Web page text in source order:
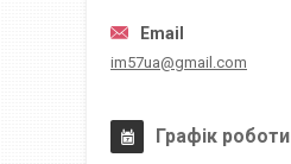
im57ua@gmail.com
Графік роботи